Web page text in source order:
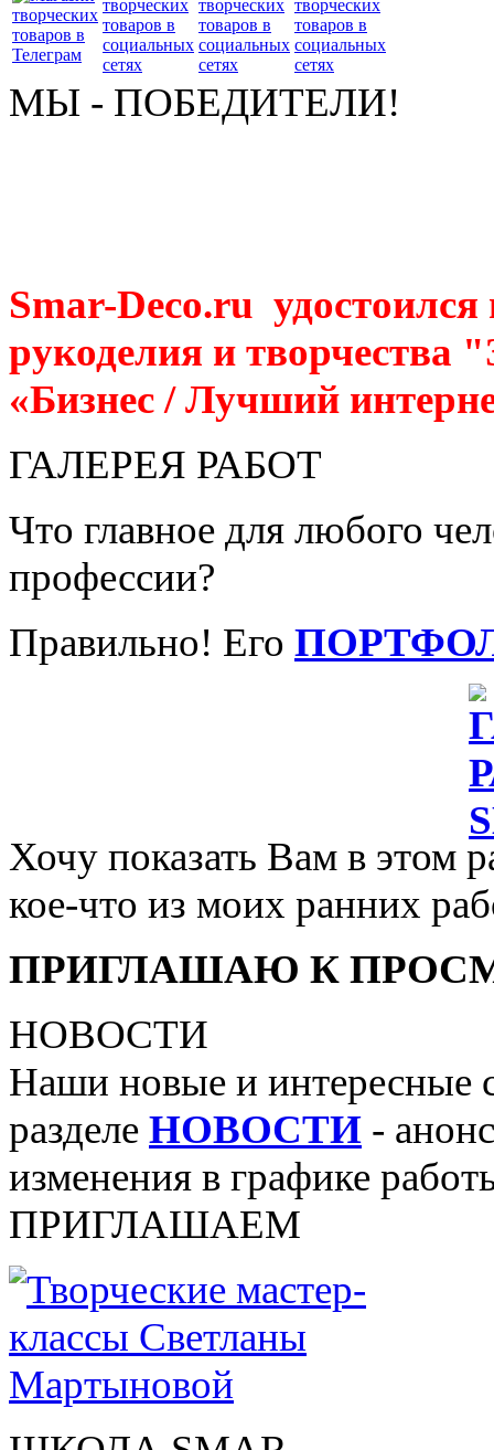
МЫ - ПОБЕДИТЕЛИ!
Smar-Deco.ru
рукоделия и творчества
«Бизнес / Лучший
ГАЛЕРЕЯ РАБОТ
Что главное для любого
профессии?
Правильно! Его
Хочу показать Вам в этом
кое-что из моих ранних
ПРИГЛАШАЮ К
НОВОСТИ
Наши новые и интересные
разделе НОВОСТИ -
изменения в графике
ПРИГЛАШАЕМ